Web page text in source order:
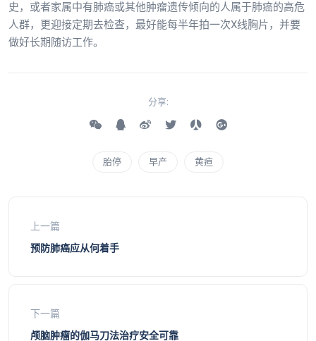
史，或者家属中有肺癌或其他肿瘤遗传倾向的人属于肺癌的高危
人群，更迎接定期去检查，最好能每半年拍一次X线胸片，并要
做好长期随访工作。
分享:
胎停 早产 黄疸
上一篇
预防肺癌应从何着手
下一篇
颅脑肿瘤的伽马刀法治疗安全可靠